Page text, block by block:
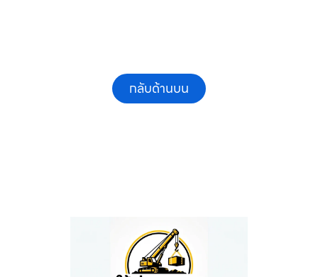
กลับด้านบน